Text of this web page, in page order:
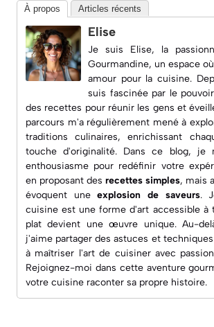
À propos Articles récents
Elise
Je suis Elise, la
Gourmandine, un espace
amour pour la cuisine.
suis fascinée par le
des recettes pour réunir les gens et
parcours m'a régulièrement mené à
traditions culinaires, enrichissant
touche d'originalité. Dans ce blog, je
enthousiasme pour redéfinir votre
en proposant des recettes simples, mais
évoquent uneexplosion de saveurs.
cuisine est une forme d'art accessible à
plat devient une œuvre unique. Au-
j'aime partager des astuces et
à maîtriser l'art de cuisiner avec
Rejoignez-moi dans cette aventure
votre cuisine raconter sa propre histoire.